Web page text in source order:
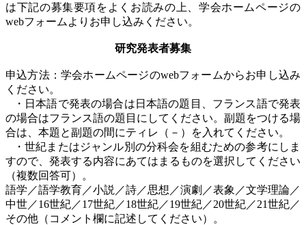
は下記の募集要項をよくお読みの上、学会ホームページの
webフォームよりお申し込みください。
研究発表者募集
申込方法：学会ホームページのwebフォームからお申し込み
ください。
・日本語で発表の場合は日本語の題目、フランス語で発表
の場合はフランス語の題目にしてください。副題をつける場
合は、本題と副題の間にティレ（－）を入れてください。
・世紀またはジャンル別の分科会を組むための参考にしま
すので、発表する内容にあてはまるものを選択してください
（複数回答可）。
語学／語学教育／小説／詩／思想／演劇／表象／文学理論／
中世／16世紀／17世紀／18世紀／19世紀／20世紀／21世紀／
その他（コメント欄に記述してください）。